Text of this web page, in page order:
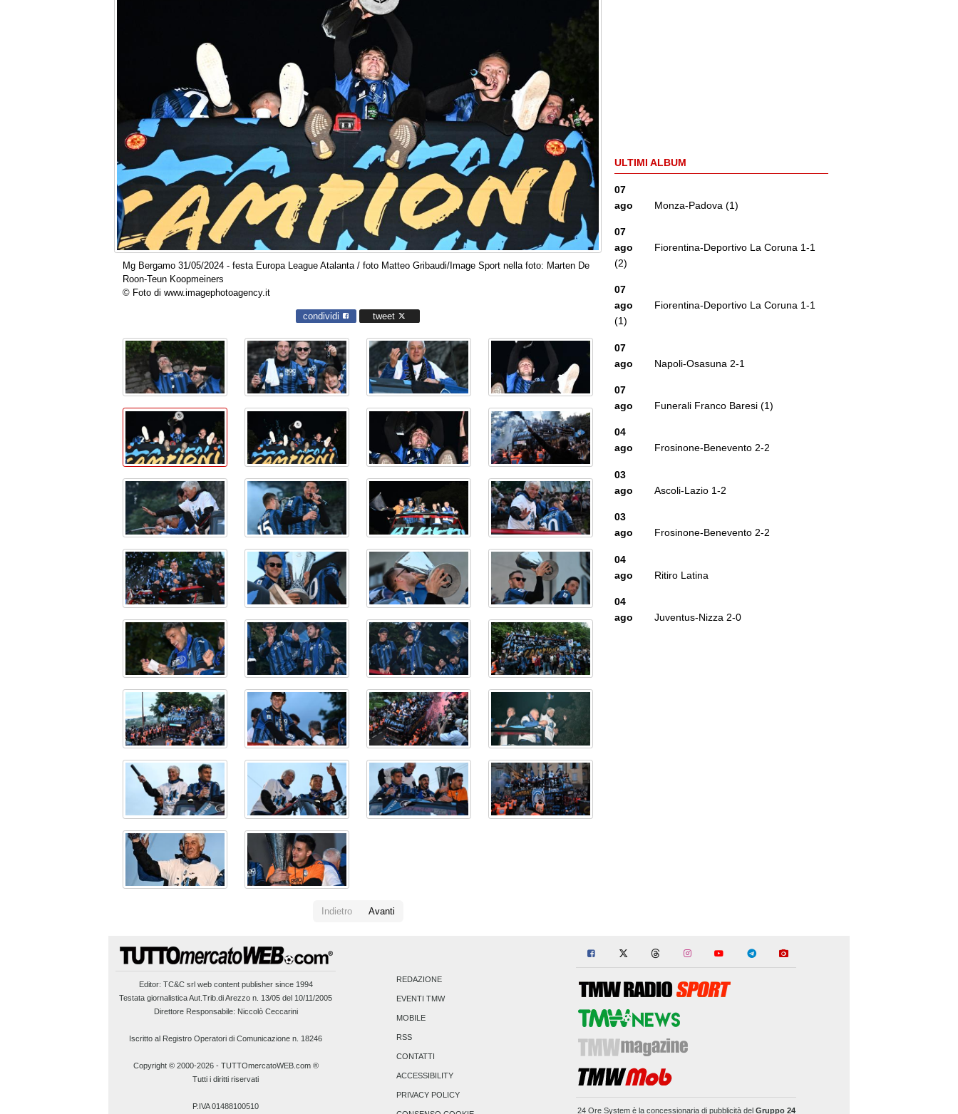
Mg Bergamo 31/05/2024 - festa Europa League Atalanta / foto Matteo Gribaudi/Image Sport nella foto: Marten De
Roon-Teun Koopmeiners
© Foto di www.imagephotoagency.it
condividi tweet
Indietro Avanti
ULTIMI ALBUM
07
ago
Monza-Padova (1)
07
ago
Fiorentina-Deportivo La Coruna 1-1
(2)
07
ago
Fiorentina-Deportivo La Coruna 1-1
(1)
07
ago
Napoli-Osasuna 2-1
07
ago
Funerali Franco Baresi (1)
04
ago
Frosinone-Benevento 2-2
03
ago
Ascoli-Lazio 1-2
03
ago
Frosinone-Benevento 2-2
04
ago
Ritiro Latina
04
ago
Juventus-Nizza 2-0
Editor: TC&C srlweb content publisher since 1994
Testata giornalistica Aut.Trib.di Arezzo n. 13/05 del 10/11/2005
Direttore Responsabile: Niccolò Ceccarini
Iscritto al Registro Operatori di Comunicazione n. 18246
Copyright © 2000-2026- TUTTOmercatoWEB.com ®
Tutti i diritti riservati
P.IVA 01488100510
REDAZIONE
EVENTI TMW
MOBILE
RSS
CONTATTI
ACCESSIBILITY
PRIVACY POLICY
24 Ore Systemè la concessionaria di pubblicità del Gruppo 24